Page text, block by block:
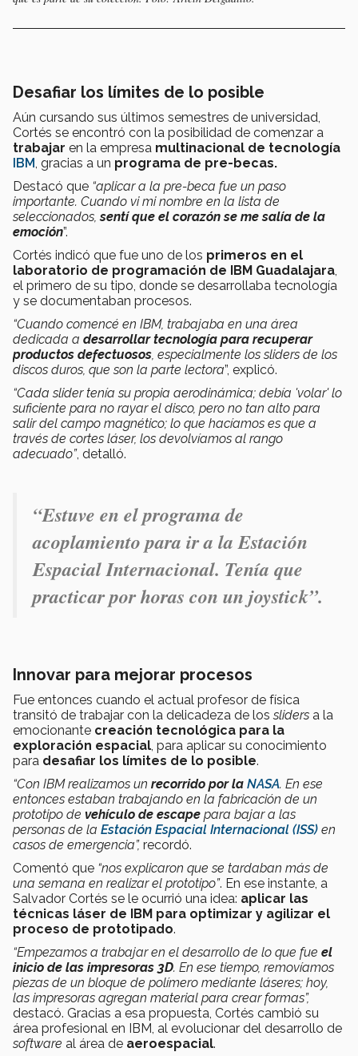
Desafiar los límites de lo posible
Aún cursando sus últimos semestres de universidad,
Cortés se encontró con la posibilidad de comenzar a
trabajar en la empresa multinacional de tecnología
IBM, gracias a un programa de pre-becas.
Destacó que “aplicar a la pre-beca fue un paso
importante. Cuando vi mi nombre en la lista de
seleccionados,sentí que el corazón se me salía de la
emoción”.
Cortés indicó que fue uno de los primeros en el
laboratorio de programación de IBM Guadalajara,
el primero de su tipo, donde se desarrollaba tecnología
y se documentaban procesos.
“Cuando comencé en IBM, trabajaba en una área
dedicada a desarrollar tecnología para recuperar
productos defectuosos, especialmente los sliders de los
discos duros, que son la parte lectora”, explicó.
“Cada slider tenía su propia aerodinámica; debía 'volar' lo
suficiente para no rayar el disco, pero no tan alto para
salir del campo magnético; lo que hacíamos es que a
través de cortes láser, los devolvíamos al rango
adecuado”, detalló.
“Estuve en el programa de
acoplamiento para ir a la Estación
Espacial Internacional. Tenía que
practicar por horas con un joystick”.
Innovar para mejorar procesos
Fue entonces cuando el actual profesor de física
transitó de trabajar con la delicadeza de lossliders a la
emocionante creación tecnológica para la
exploración espacial, para aplicar su conocimiento
para desafiar los límites de lo posible.
“Con IBM realizamos un recorrido por la NASA. En ese
entonces estaban trabajando en la fabricación de un
prototipo de vehículo de escape para bajar a las
personas de la Estación Espacial Internacional (ISS) en
casos de emergencia”, recordó.
Comentó que “nos explicaron que se tardaban más de
una semana en realizar el prototipo”. En ese instante, a
Salvador Cortés se le ocurrió una idea: aplicar las
técnicas láser de IBM para optimizar y agilizar el
proceso de prototipado.
“Empezamos a trabajar en el desarrollo de lo que fue el
inicio de las impresoras 3D. En ese tiempo, removíamos
piezas de un bloque de polímero mediante láseres; hoy,
las impresoras agregan material para crear formas”,
destacó. Gracias a esa propuesta, Cortés cambió su
área profesional en IBM, al evolucionar del desarrollo de
software al área de aeroespacial.